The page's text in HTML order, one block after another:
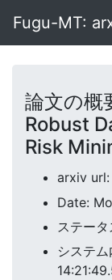
Fugu-MT:
論文の
Robust
Risk
arxiv url:
Date:
ステー
システ